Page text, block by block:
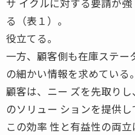
る（表１）。
役立てる。
一方、顧客側も在庫ステー
の細かい情報を求めている。
顧客は、ニー ズを先取り
のソリュー ションを提供し
この効率 性と有益性の両